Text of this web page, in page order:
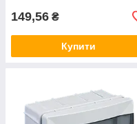
149,56 ₴
Купити